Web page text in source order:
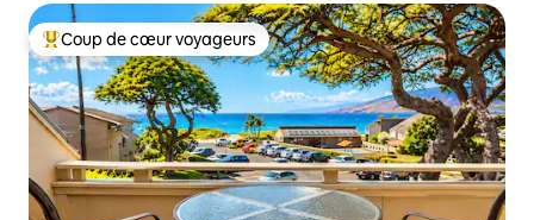
Coups de cœur voyageurs les plus appréciés
Coup de cœur voyageurs